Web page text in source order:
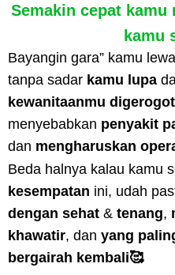
Semakin cepat
kamu
Bayangin gara” kamu
tanpa sadar kamu lupa
kewanitaanmu
menyebabkan penyakit
dan mengharuskan
Beda halnya kalau kamu
kesempatan ini, udah
dengan sehat & tenang,
khawatir, dan yang
bergairah kembali🥰